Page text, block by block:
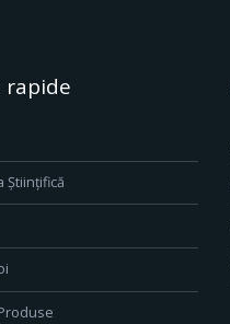
rapide
Științifică